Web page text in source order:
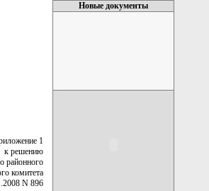
1
к решению
районного
комитета
N 896
Новые документы